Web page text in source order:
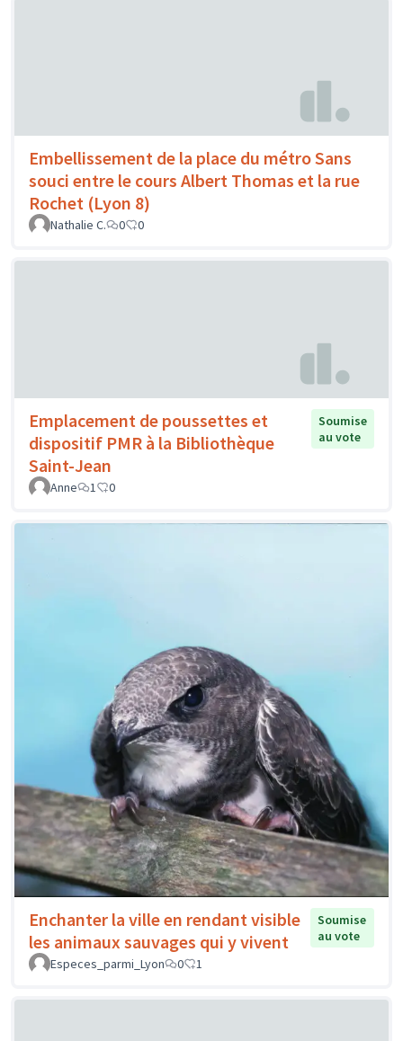
Embellissement de la place du métro Sans
souci entre le cours Albert Thomas et la rue
Rochet (Lyon 8)
Nathalie C. 0 0
Emplacement de poussettes et
dispositif PMR à la Bibliothèque
Saint-Jean
Soumise
au vote
Anne 1 0
Enchanter la ville en rendant visible
les animaux sauvages qui y vivent
Soumise
au vote
Especes_parmi_Lyon
0 1